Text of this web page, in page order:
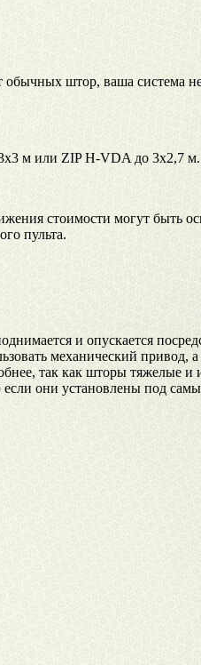
обычных штор, ваша система
м или ZIP H-VDA до 3х2,7 м.
стоимости могут быть
пульта.
и опускается
механический привод,
так как шторы тяжелые и
если они установлены под